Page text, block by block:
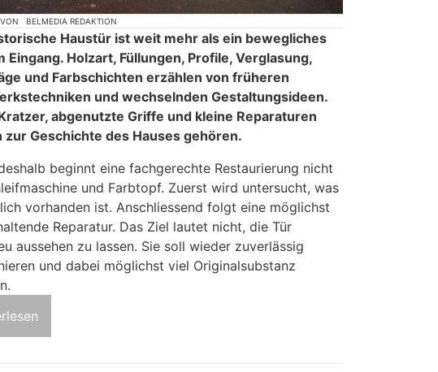
VON BELMEDIA REDAKTION
Haustür ist weit mehr als ein bewegliches
Eingang. Holzart, Füllungen, Profile, Verglasung,
und Farbschichten erzählen von früheren
und wechselnden Gestaltungsideen.
abgenutzte Griffe und kleine Reparaturen
zur Geschichte des Hauses gehören.
beginnt eine fachgerechte Restaurierung nicht
und Farbtopf. Zuerst wird untersucht, was
vorhanden ist. Anschliessend folgt eine möglichst
Reparatur. Das Ziel lautet nicht, die Tür
aussehen zu lassen. Sie soll wieder zuverlässig
und dabei möglichst viel Originalsubstanz